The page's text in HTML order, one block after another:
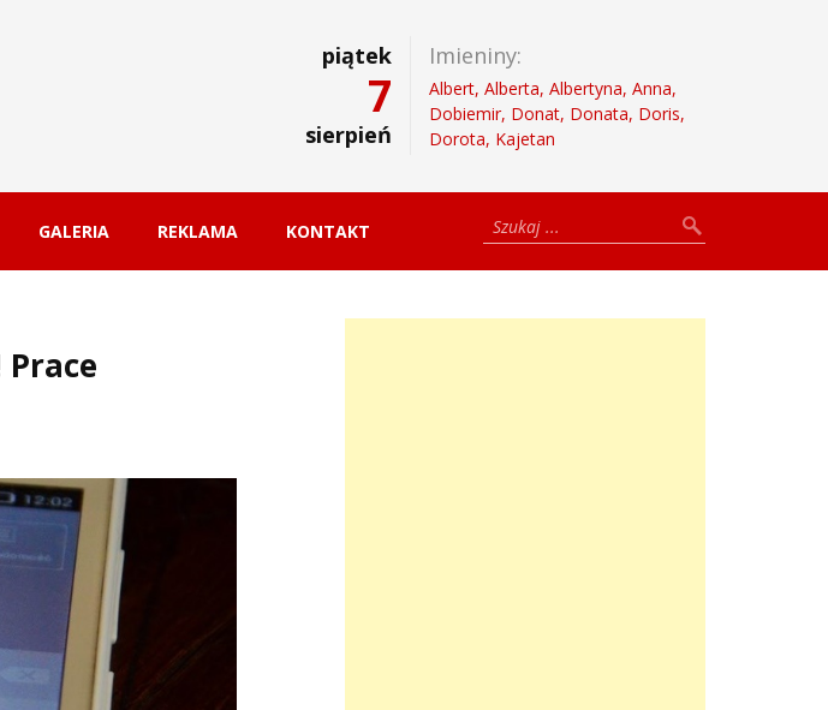
piątek
7
sierpień
Imieniny:
Albert, Alberta, Albertyna, Anna,
Dobiemir, Donat, Donata, Doris,
Dorota, Kajetan
GALERIA REKLAMA KONTAKT